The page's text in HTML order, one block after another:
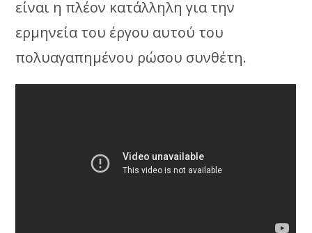
είναι η πλέον κατάλληλη για την
ερμηνεία του έργου αυτού του
πολυαγαπημένου ρώσου συνθέτη.